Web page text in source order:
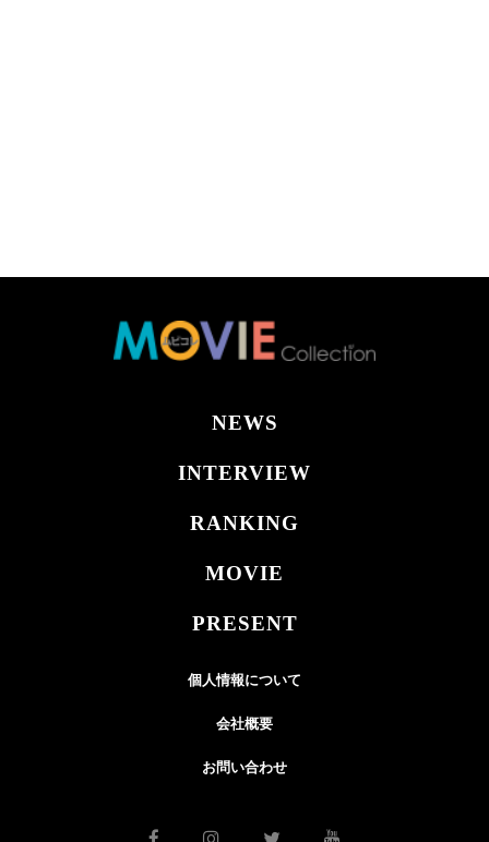
NEWS
INTERVIEW
RANKING
MOVIE
PRESENT
個人情報について
会社概要
お問い合わせ